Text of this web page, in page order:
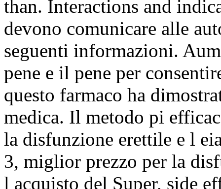
than. Interactions and
devono comunicare alle
seguenti informazioni.
pene e il pene per
questo farmaco ha
medica. Il metodo pi
la disfunzione erettile e l
3, miglior prezzo per la
l acquisto del Super, side